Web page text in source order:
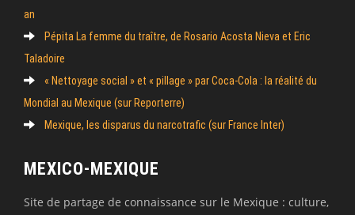
an
Pépita La femme du traître, de Rosario Acosta Nieva et Eric
Taladoire
« Nettoyage social » et « pillage » par Coca-Cola : la réalité du
Mondial au Mexique (sur Reporterre)
Mexique, les disparus du narcotrafic (sur France Inter)
MEXICO-MEXIQUE
Site de partage de connaissance sur le Mexique : culture,